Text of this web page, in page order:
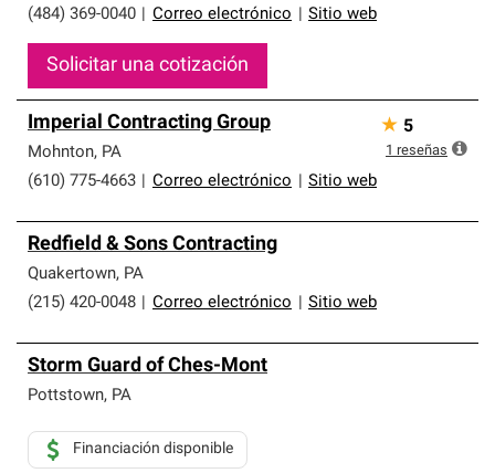
(484) 369-0040 Correo electrónico Sitio web
Solicitar una cotización
Imperial Contracting Group
Mohnton, PA
(610) 775-4663
Correo electrónico Sitio web
★ 5
1 reseñas
Redfield & Sons Contracting
Quakertown, PA
(215) 420-0048
Correo electrónico Sitio web
Storm Guard of Ches-Mont
Pottstown, PA
Financiación disponible